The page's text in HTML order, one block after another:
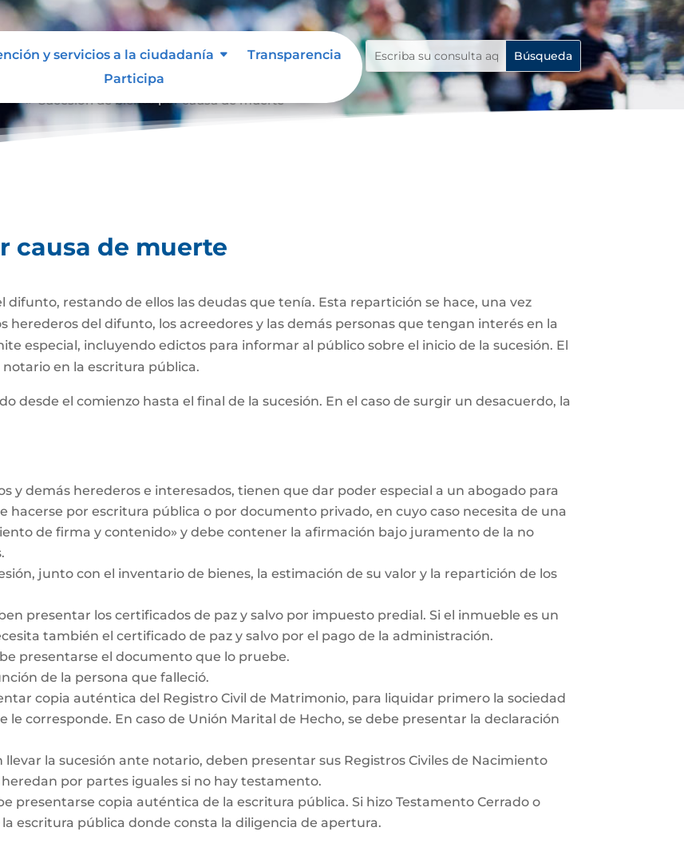
y servicios a la ciudadanía
Transparencia
Participa
causa de muerte
difunto, restando de ellos las deudas que tenía. Esta repartición se hace, una vez
herederos del difunto, los acreedores y las demás personas que tengan interés en la
especial, incluyendo edictos para informar al público sobre el inicio de la sucesión. El
en la escritura pública.
desde el comienzo hasta el final de la sucesión. En el caso de surgir un desacuerdo, la
y demás herederos e interesados, tienen que dar poder especial a un abogado para
hacerse por escritura pública o por documento privado, en cuyo caso necesita de una
de firma y contenido» y debe contener la afirmación bajo juramento de la no
junto con el inventario de bienes, la estimación de su valor y la repartición de los
presentar los certificados de paz y salvo por impuesto predial. Si el inmueble es un
también el certificado de paz y salvo por el pago de la administración.
presentarse el documento que lo pruebe.
de la persona que falleció.
copia auténtica del Registro Civil de Matrimonio, para liquidar primero la sociedad
corresponde. En caso de Unión Marital de Hecho, se debe presentar la declaración
la sucesión ante notario, deben presentar sus Registros Civiles de Nacimiento
por partes iguales si no hay testamento.
presentarse copia auténtica de la escritura pública. Si hizo Testamento Cerrado o
escritura pública donde consta la diligencia de apertura.